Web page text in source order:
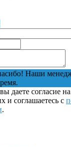
Наши
даете согласие
и соглашаетесь с
.